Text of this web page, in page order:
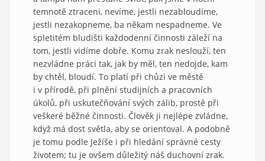
temnotě ztraceni, nevíme, jestli nezabloudíme,
jestli nezakopneme, ba někam nespadneme. Ve
spletitém bludišti každodenní činnosti záleží na
tom, jestli vidíme dobře. Komu zrak neslouží, ten
nezvládne práci tak, jak by měl, ten nedojde, kam
by chtěl, bloudí. To platí při chůzi ve městě
i v přírodě, při plnění studijních a pracovních
úkolů, při uskutečňování svých zálib, prostě při
veškeré běžné činnosti. Člověk ji nejlépe zvládne,
když má dost světla, aby se orientoval. A podobně
je tomu podle Ježíše i při hledání správné cesty
životem; tu je ovšem důležitý náš duchovní zrak.